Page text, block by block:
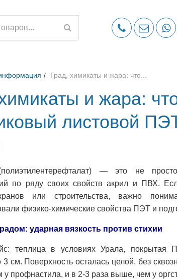
Град, химикаты и жара: что...
и жара:
листовой
— это не
по ряду своих свойств акрил и ПВХ.
или строительства, важно
физико-химические свойства ПЭТ и
ударная вязкость против стихии
теплица в условиях Урала,
3 см. Поверхность осталась целой, без
профнастила, и в 2-3 раза выше, чем у